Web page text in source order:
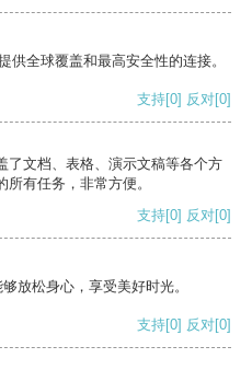
全球覆盖和最高安全性的连接。
支持[0] 反对[0]
了文档、表格、演示文稿等各个方
有任务，非常方便。
支持[0] 反对[0]
放松身心，享受美好时光。
支持[0] 反对[0]